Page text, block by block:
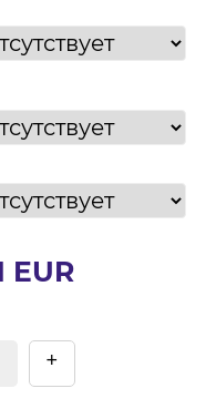
EUR
+